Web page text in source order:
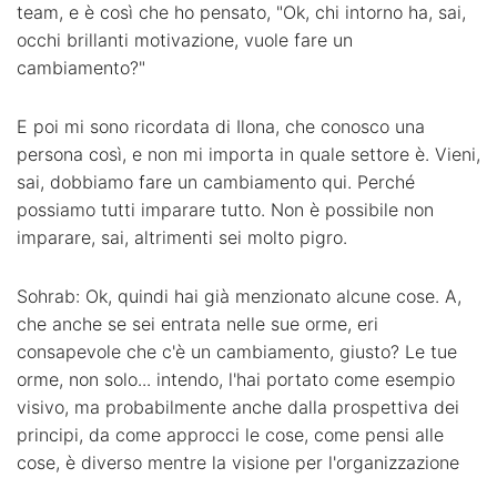
team, e è così che ho pensato, "Ok, chi intorno ha, sai,
occhi brillanti motivazione, vuole fare un
cambiamento?"
E poi mi sono ricordata di Ilona, che conosco una
persona così, e non mi importa in quale settore è. Vieni,
sai, dobbiamo fare un cambiamento qui. Perché
possiamo tutti imparare tutto. Non è possibile non
imparare, sai, altrimenti sei molto pigro.
Sohrab: Ok, quindi hai già menzionato alcune cose. A,
che anche se sei entrata nelle sue orme, eri
consapevole che c'è un cambiamento, giusto? Le tue
orme, non solo... intendo, l'hai portato come esempio
visivo, ma probabilmente anche dalla prospettiva dei
principi, da come approcci le cose, come pensi alle
cose, è diverso mentre la visione per l'organizzazione